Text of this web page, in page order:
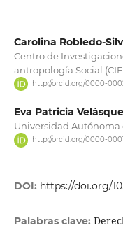
Carolina Robledo-
Centro de
antropología Social
http://orcid.org/0000-
Eva Patricia
Universidad Autónoma
http://orcid.org/0000-
DOI: https://doi.org/
Palabras clave: